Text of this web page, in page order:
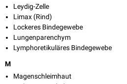
Leydig-Zelle
Limax (Rind)
Lockeres Bindegewebe
Lungenparenchym
Lymphoretikuläres Bindegewebe
M
Magenschleimhaut